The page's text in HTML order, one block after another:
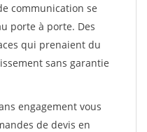
communication se
porte à porte. Des
qui prenaient du
sans garantie
engagement vous
de devis en